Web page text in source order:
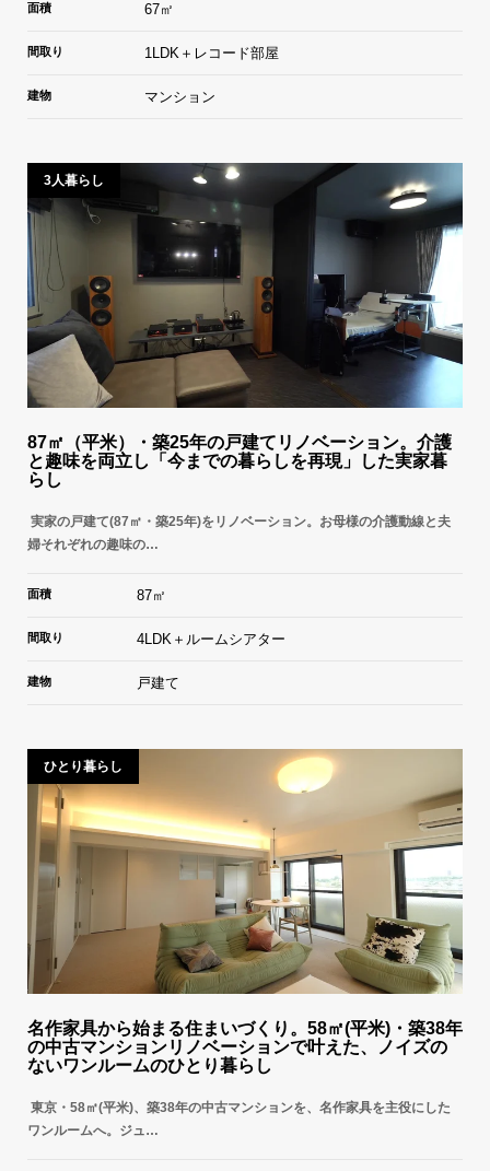
面積 67㎡
間取り 1LDK＋レコード部屋
建物 マンション
3人暮らし
87㎡（平米）・築25年の戸建てリノベーション。介護
と趣味を両立し「今までの暮らしを再現」した実家暮
らし
実家の戸建て(87㎡・築25年)をリノベーション。お母様の介護動線と夫
婦それぞれの趣味の…
面積 87㎡
間取り 4LDK＋ルームシアター
建物 戸建て
ひとり暮らし
名作家具から始まる住まいづくり。58㎡(平米)・築38年
の中古マンションリノベーションで叶えた、ノイズの
ないワンルームのひとり暮らし
東京・58㎡(平米)、築38年の中古マンションを、名作家具を主役にした
ワンルームへ。ジュ…